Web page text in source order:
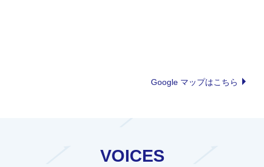
Google マップはこちら
VOICES